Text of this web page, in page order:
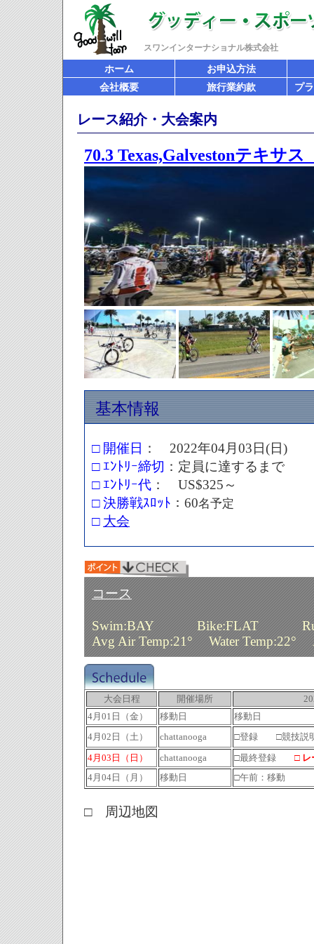
スワンインターナショナル株式会社
ホーム
お申込方法
会社概要
旅行業約款 プ
レース紹介・大会案内
70.3 Texas,Galvestonテキサス
基本情報
□ 開催日 ： 2022年04月 03 日(日)
□ｴﾝﾄﾘｰ締切 ：定員に達するまで
□ｴﾝﾄﾘｰ代 ： US$325～
□ 決勝戦ｽﾛｯﾄ ： 60名予定
□ 大会
コース
Swim:BAY Bike:FLAT
Avg Air Temp:21° Water Temp:22°
大会日程 開催場所
4月01日（金）
移動日
移動日
4月02日（土）
chattanooga
□登録 □競技
4月03日（日）
chattanooga □最終登録 □ レ
4月04日（月）
移動日 □午前：移動
□ 周辺地図